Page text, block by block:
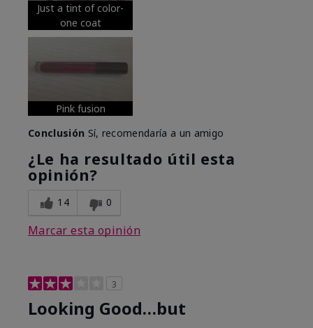
Just a tint of color-
one coat
Pink fusion
Conclusión Sí, recomendaría a un amigo
¿Le ha resultado útil esta
opinión?
14 0
Marcar esta opinión
3
Looking Good…but